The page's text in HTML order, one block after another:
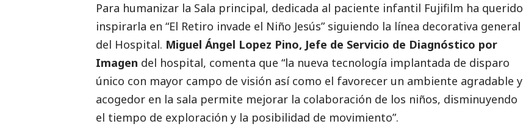
Para humanizar la Sala principal, dedicada al paciente infantil Fujifilm ha querido
inspirarla en “El Retiro invade el Niño Jesús” siguiendo la línea decorativa general
del Hospital. Miguel Ángel Lopez Pino, Jefe de Servicio de Diagnóstico por
Imagen del hospital, comenta que “la nueva tecnología implantada de disparo
único con mayor campo de visión así como el favorecer un ambiente agradable y
acogedor en la sala permite mejorar la colaboración de los niños, disminuyendo
el tiempo de exploración y la posibilidad de movimiento”.